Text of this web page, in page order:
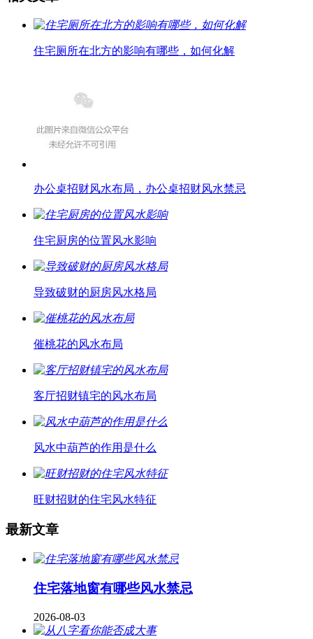
住宅厕所在北方的影响有哪些，如何化解
办公桌招财风水布局，办公桌招财风水禁忌
住宅厨房的位置风水影响
导致破财的厨房风水格局
催桃花的风水布局
客厅招财镇宅的风水布局
风水中葫芦的作用是什么
旺财招财的住宅风水特征
最新文章
住宅落地窗有哪些风水禁忌
2026-08-03